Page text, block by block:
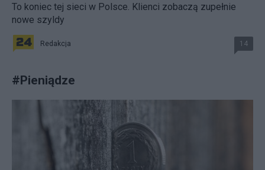
To koniec tej sieci w Polsce. Klienci zobaczą zupełnie
nowe szyldy
Redakcja 14
#Pieniądze